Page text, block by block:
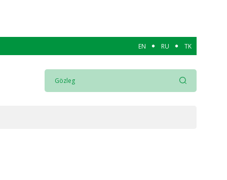
EN RU TK